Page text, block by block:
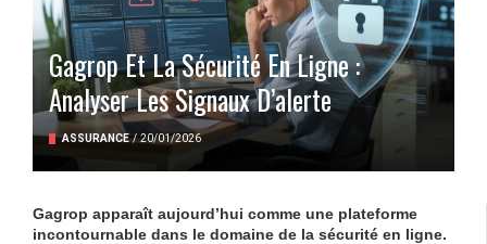
Gagrop Et La Sécurité En Ligne :
Analyser Les Signaux D’alerte
ASSURANCE / 20/01/2026
Gagrop apparaît aujourd’hui comme une plateforme
incontournable dans le domaine de la sécurité en ligne.